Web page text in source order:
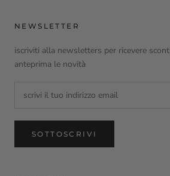
NEWSLETTER
iscriviti alla newsletters per ricevere
anteprima le novità
SOTTOSCRIVI